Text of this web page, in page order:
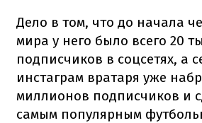
Дело в том, что до начала
мира у него было всего 20
подписчиков в соцсетях, а
инстаграм вратаря уже
миллионов подписчиков и
самым популярным